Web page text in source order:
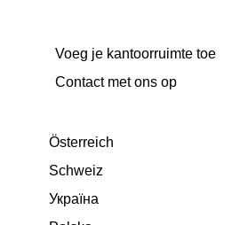
Voeg je kantoorruimte toe
Сontact met ons op
Österreich
Schweiz
Україна